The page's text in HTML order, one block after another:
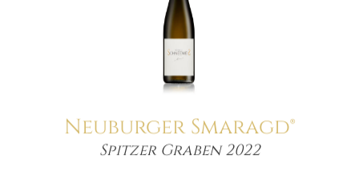
Neuburger Smaragd®
Spitzer Graben 2022
Menge